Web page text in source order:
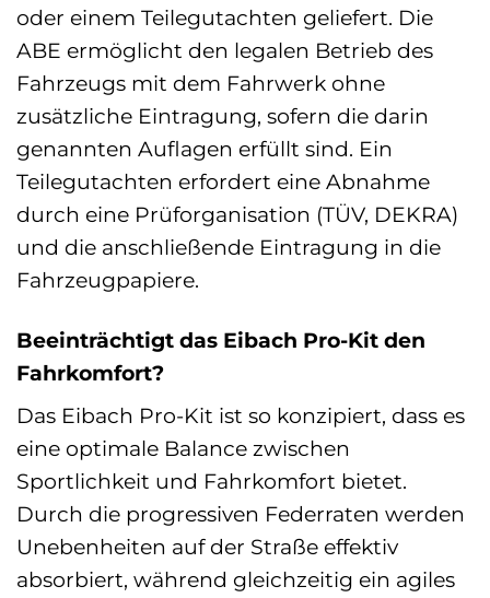
oder einem Teilegutachten geliefert. Die
ABE ermöglicht den legalen Betrieb des
Fahrzeugs mit dem Fahrwerk ohne
zusätzliche Eintragung, sofern die darin
genannten Auflagen erfüllt sind. Ein
Teilegutachten erfordert eine Abnahme
durch eine Prüforganisation (TÜV, DEKRA)
und die anschließende Eintragung in die
Fahrzeugpapiere.
Beeinträchtigt das Eibach Pro-Kit den
Fahrkomfort?
Das Eibach Pro-Kit ist so konzipiert, dass es
eine optimale Balance zwischen
Sportlichkeit und Fahrkomfort bietet.
Durch die progressiven Federraten werden
Unebenheiten auf der Straße effektiv
absorbiert, während gleichzeitig ein agiles